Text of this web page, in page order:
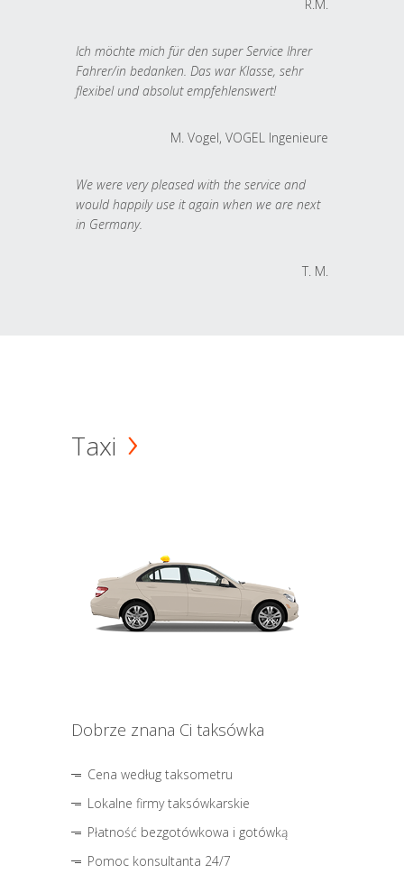
R.M.
Ich möchte mich für den super Service Ihrer
Fahrer/in bedanken. Das war Klasse, sehr
flexibel und absolut empfehlenswert!
M. Vogel, VOGEL Ingenieure
We were very pleased with the service and
would happily use it again when we are next
in Germany.
T. M.
Taxi
Dobrze znana Ci taksówka
Cena według taksometru
Lokalne firmy taksówkarskie
Płatność bezgotówkowa i gotówką
Pomoc konsultanta 24/7